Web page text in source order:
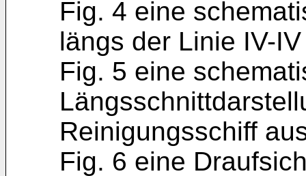
Fig. 4 eine
längs der Linie IV-
Fig. 5 eine
Reinigungsschiff
Fig. 6 eine